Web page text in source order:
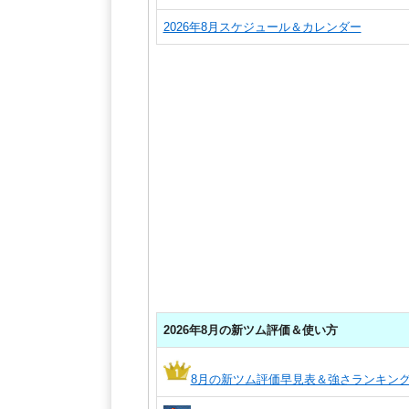
2026年8月スケジュール＆カレンダー
2026年8月の新ツム評価＆使い方
8月の新ツム評価早見表＆強さランキン